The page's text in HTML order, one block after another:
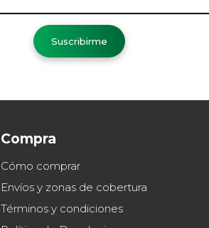
Compra
Cómo comprar
Envíos y zonas de cobertura
Términos y condiciones
Suscribirme